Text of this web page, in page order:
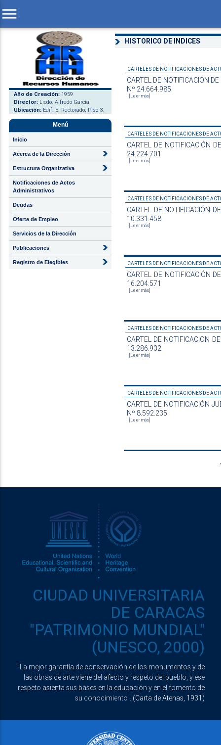
menu
Año de Creación: 1959
Director: Licdo. Alfredo García
Ubicación: Edif. El Rectorado, Piso 3.
Menú
Inicio
Acerca de la Dirección
Estructura Organizativa
Notificaciones de Actos
Administrativos
Deudas
Oferta de Empleo
Servicios de la Dirección
Publicaciones
Registro de Elegibles
HISTORICO DE INDICES
CARTELES DE NOTIFICACIONES DE
CARTEL DE NOTIFICACIÓN
Nº 24.664.985
[Leer más]
CARTELES DE NOTIFICACIONES DE
CARTEL DE NOTIFICACIÓN
24.224.701
[Leer más]
CARTELES DE NOTIFICACIONES DE
CARTEL DE NOTIFICACIÓN
10.331.458
[Leer más]
CARTELES DE NOTIFICACIONES DE
CARTEL DE NOTIFICACIÓN
16.204.571
[Leer más]
CARTELES DE NOTIFICACIONES DE
CARTEL DE NOTIFICACION
13.286.932
[Leer más]
CARTELES DE NOTIFICACIONES DE
CARTEL DE NOTIFICACIÓN
Nº 8.592.235
[Leer más]
CIUDAD UNIVERSITARIA
DE CARACAS
"PATRIMONIO MUNDIAL"
(UNESCO, 2000)
"La mejor garantía de conservación de los monumentos y de
las obras de arte viene del afecto y respeto del pueblo, y ese
respeto asienta sus bases en la educación y en el fomento de
su conocimiento". (Carta de Atenas, 1931)